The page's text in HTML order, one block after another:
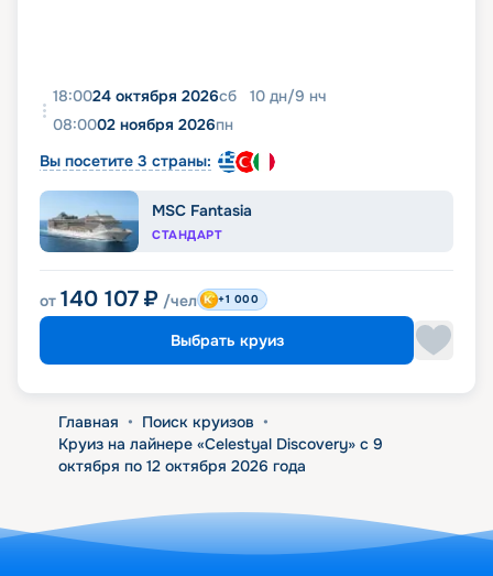
18:0024 октября 2026сб 10 дн/9 нч
08:0002 ноября 2026пн
Вы посетите 3 страны:
MSC Fantasia
СТАНДАРТ
от 140 107 ₽ /чел +1 000
Выбрать круиз
Главная • Поиск круизов •
Круиз на лайнере «Celestyal Discovery» с 9
октября по 12 октября 2026 года